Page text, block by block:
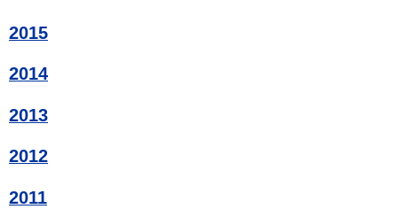
2015
2014
2013
2012
2011